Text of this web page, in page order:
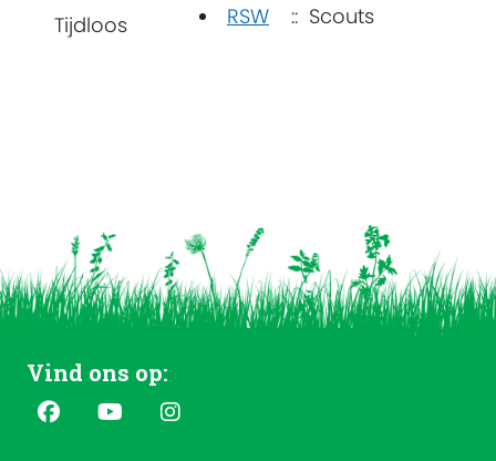
Tijdloos RSW :: Scouts
Vind ons op: